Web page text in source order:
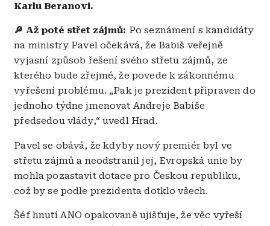
Karlu Beranovi.
🔎 Až poté střet zájmů: Po seznámení s kandidáty
na ministry Pavel očekává, že Babiš veřejně
vyjasní způsob řešení svého střetu zájmů, ze
kterého bude zřejmé, že povede k zákonnému
vyřešení problému. „Pak je prezident připraven do
jednoho týdne jmenovat Andreje Babiše
předsedou vlády,“ uvedl Hrad.
Pavel se obává, že kdyby nový premiér byl ve
střetu zájmů a neodstranil jej, Evropská unie by
mohla pozastavit dotace pro Českou republiku,
což by se podle prezidenta dotklo všech.
Šéf hnutí ANO opakovaně ujišťuje, že věc vyřeší